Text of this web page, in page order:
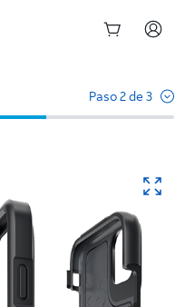
Paso 2 de 3